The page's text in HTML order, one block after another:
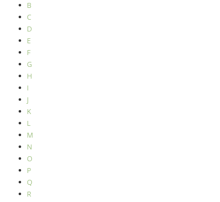
B
C
D
E
F
G
H
I
J
K
L
M
N
O
P
Q
R